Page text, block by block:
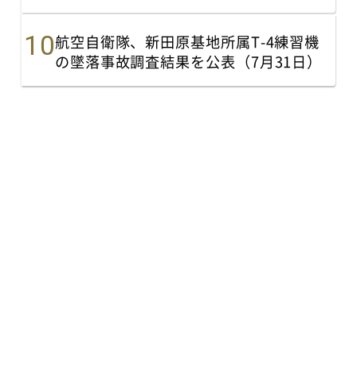
航空自衛隊、新田原基地所属T-4練習機
の墜落事故調査結果を公表（7月31日）